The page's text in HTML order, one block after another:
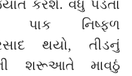
કરશે. વધુ પડતા
પાક નિષ્ફળ
થયો, તીડનું
શરૂઆતે માવઠું